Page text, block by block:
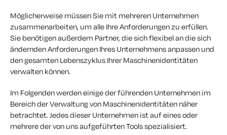
Möglicherweise müssen Sie mit mehreren Unternehmen
zusammenarbeiten, um alle Ihre Anforderungen zu erfüllen.
Sie benötigen außerdem Partner, die sich flexibel an die sich
ändernden Anforderungen Ihres Unternehmens anpassen und
den gesamten Lebenszyklus Ihrer Maschinenidentitäten
verwalten können.
Im Folgenden werden einige der führenden Unternehmen im
Bereich der Verwaltung von Maschinenidentitäten näher
betrachtet. Jedes dieser Unternehmen ist auf eines oder
mehrere der von uns aufgeführten Tools spezialisiert.